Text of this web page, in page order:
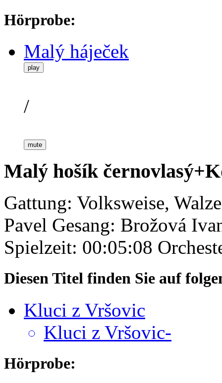
Hörprobe:
Malý háječek
play
/
mute
Malý hošík
Gattung: Volksweise,
Pavel Gesang: Brožová
Spielzeit: 00:05:08
Diesen Titel finden Sie auf
Kluci z Vršovic
Kluci z Vršovic-
Hörprobe: